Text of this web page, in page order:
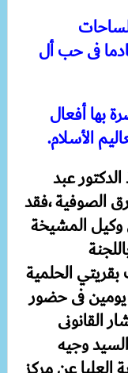
بها خادما فى حب أل
بها أفعال
الأسلام.
عبد
الصوفية ،فقد
المشيخة
الحلمية
فى حضور
القانونى
وجيه